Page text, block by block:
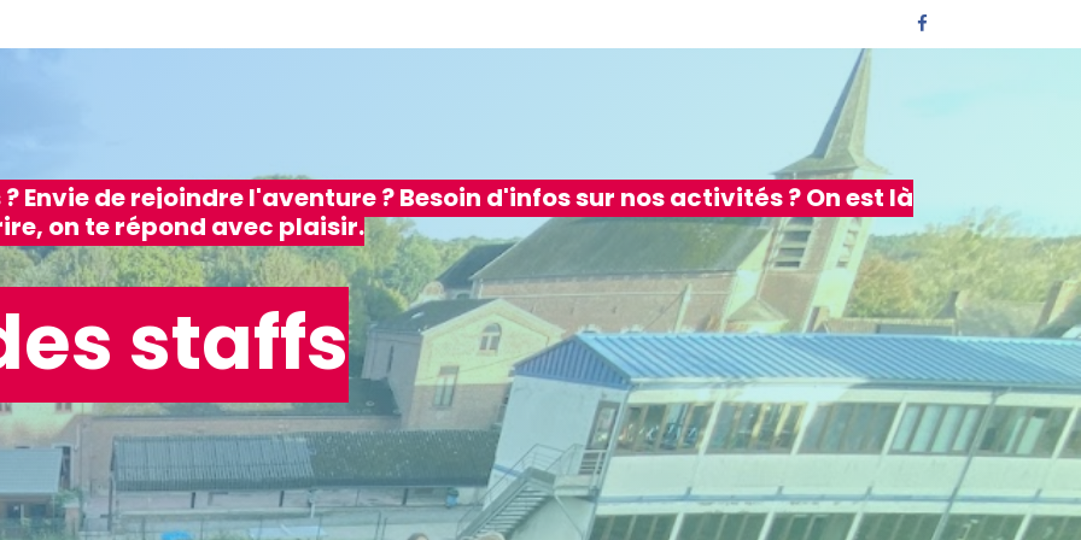
Envie de rejoindre l'aventure ? Besoin d'infos sur nos activités ? On est là
on te répond avec plaisir.
staffs